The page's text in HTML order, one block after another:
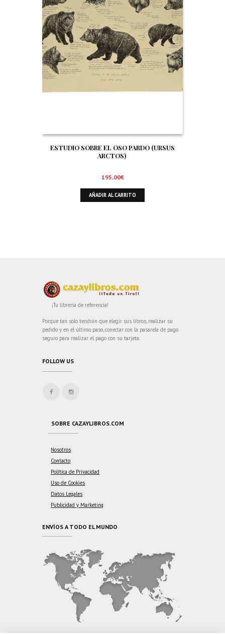
ESTUDIO SOBRE EL OSO PARDO (URSUS
ARCTOS)
195,00€
AÑADIR AL CARRITO
¡Tu librería de referencia!
Porque tan solo tendrán que elegir sus libros, realizar su
pedido y en el último paso, conectar con la pasarela de pago
seguro para realizar el pago con su tarjeta.
FOLLOW US
SOBRE CAZAYLIBROS.COM
Nosotros
Contacto
Política de Privacidad
Uso de Cookies
Datos Legales
Publicidad y Marketing
ENVÍOS A TODO EL MUNDO